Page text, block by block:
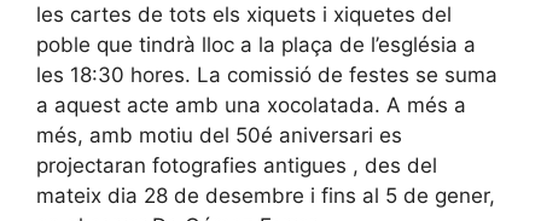
les cartes de tots els xiquets i xiquetes del
poble que tindrà lloc a la plaça de l’església a
les 18:30 hores. La comissió de festes se suma
a aquest acte amb una xocolatada. A més a
més, amb motiu del 50é aniversari es
projectaran fotografies antigues , des del
mateix dia 28 de desembre i fins al 5 de gener,